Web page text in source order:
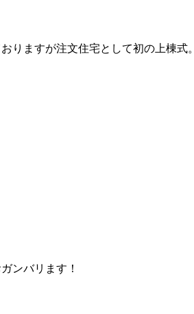
りますが注文住宅として初の上棟式。
ンバリます！